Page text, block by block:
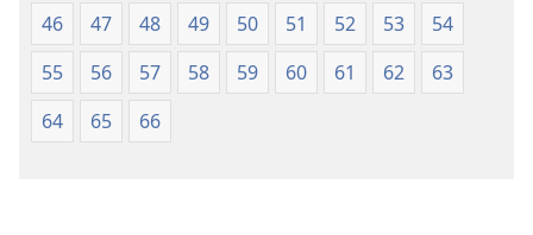
46
47 48 49 50 51 52 53
54
55
56 57 58 59 60 61 62
63
64
65 66